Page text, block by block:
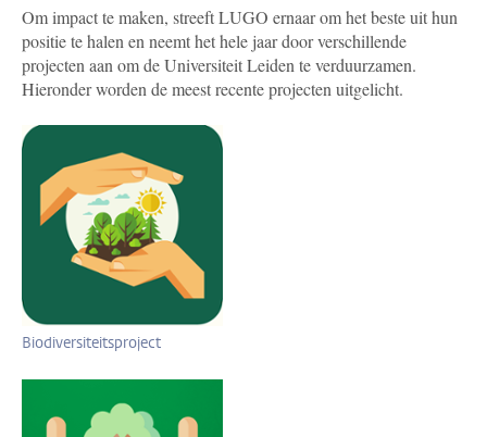
Om impact te maken, streeft LUGO ernaar om het beste uit hun
positie te halen en neemt het hele jaar door verschillende
projecten aan om de Universiteit Leiden te verduurzamen.
Hieronder worden de meest recente projecten uitgelicht.
Biodiversiteitsproject